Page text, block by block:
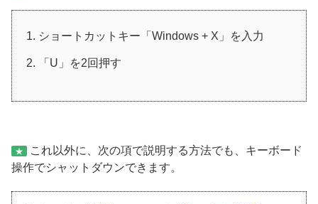
ショートカットキー「Windows + X」を入力
「U」を2回押す
★
これ以外に、次の項で説明する方法でも、キーボード
操作でシャットダウンできます。